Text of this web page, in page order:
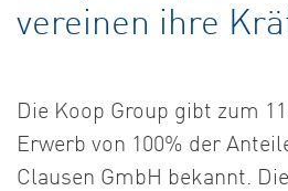
vereinen ihre
Die Koop Group gibt zum
Erwerb von 100% der
Clausen GmbH bekannt.